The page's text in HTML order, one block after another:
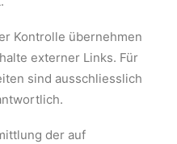
Kontrolle übernehmen
externer Links. Für
sind ausschliesslich
der auf